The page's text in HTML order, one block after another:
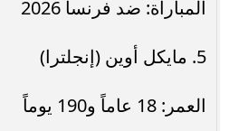
المباراة: ضد فرنسا 2026
5. مايكل أوين (إنجلترا)
العمر: 18 عاماً و190 يوماً